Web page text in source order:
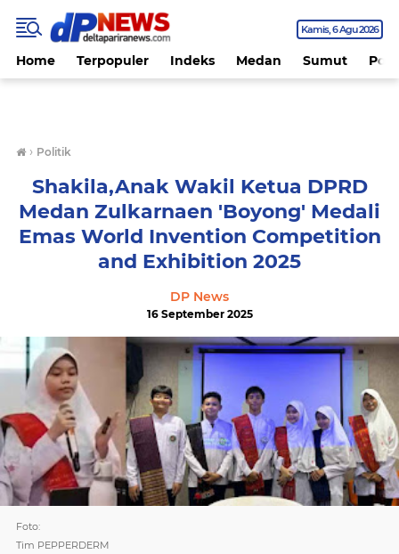
Kamis 6 Agu 2026
Home Terpopuler Indeks Medan Sumut
› Politik
Shakila,Anak Wakil Ketua DPRD
Medan Zulkarnaen 'Boyong' Medali
Emas World Invention Competition
and Exhibition 2025
DP News
16 September 2025
Foto:
Tim PEPPERDERM